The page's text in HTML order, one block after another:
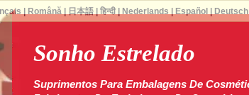
Sonho Estrelado
Suprimentos Para Embalagens De
Română| 日本語| हिन्दी| Nederlands Español Deutsch|